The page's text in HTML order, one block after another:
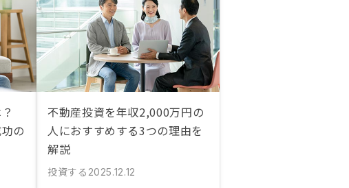
の
不動産投資を年収2,000万円の
人におすすめする3つの理由を
解説
投資する 2025.12.12